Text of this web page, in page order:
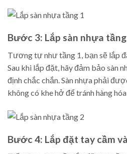
Bước 3: Lắp sàn nhựa
Tương tự như tầng 1, bạn sẽ lắp
Sau khi lắp đặt, hãy đảm bảo sàn
định chắc chắn. Sàn nhựa phải
không có khe hở để tránh hàng
Bước 4: Lắp đặt tay cầm